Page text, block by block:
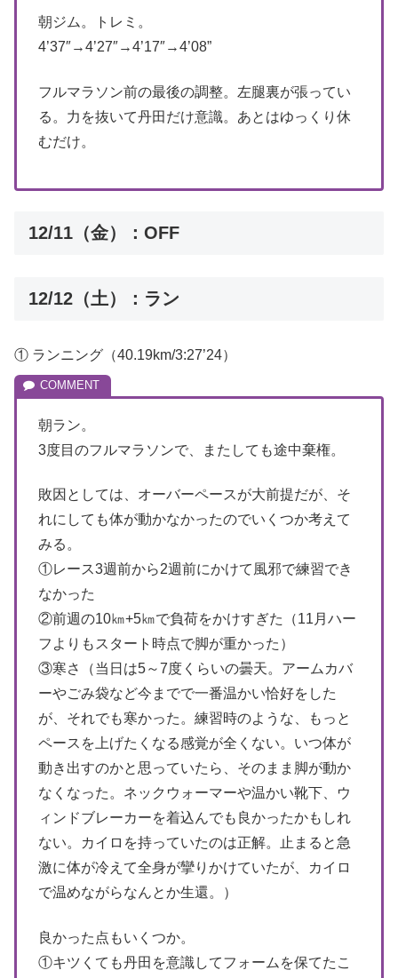
朝ジム。トレミ。
4’37″→4’27″→4’17″→4’08”
フルマラソン前の最後の調整。左腿裏が張ってい
る。力を抜いて丹田だけ意識。あとはゆっくり休
むだけ。
12/11（金）：OFF
12/12（土）：ラン
① ランニング（40.19km/3:27’24）
朝ラン。
3度目のフルマラソンで、またしても途中棄権。
敗因としては、オーバーペースが大前提だが、そ
れにしても体が動かなかったのでいくつか考えて
みる。
①レース3週前から2週前にかけて風邪で練習でき
なかった
②前週の10㎞+5㎞で負荷をかけすぎた（11月ハー
フよりもスタート時点で脚が重かった）
③寒さ（当日は5～7度くらいの曇天。アームカバ
ーやごみ袋など今までで一番温かい恰好をした
が、それでも寒かった。練習時のような、もっと
ペースを上げたくなる感覚が全くない。いつ体が
動き出すのかと思っていたら、そのまま脚が動か
なくなった。ネックウォーマーや温かい靴下、ウ
ィンドブレーカーを着込んでも良かったかもしれ
ない。カイロを持っていたのは正解。止まると急
激に体が冷えて全身が攣りかけていたが、カイロ
で温めながらなんとか生還。）
良かった点もいくつか。
①キツくても丹田を意識してフォームを保てたこ